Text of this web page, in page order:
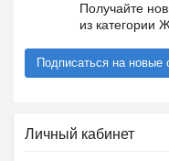
Получайте
из категории
Подписаться на новые
Личный кабинет